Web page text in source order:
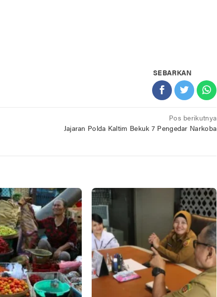
SEBARKAN
Pos berikutnya
Jajaran Polda Kaltim Bekuk 7 Pengedar Narkoba